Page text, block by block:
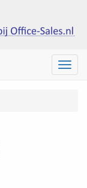
Menu